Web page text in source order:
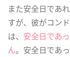
また安全日であ
すが、彼がコン
は、 安全日であ
ん。安全日であ